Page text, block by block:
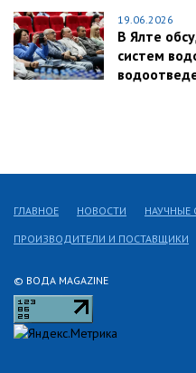
19.06.2026
В Ялте
систем
© ВОДА MAGAZINE
ГЛАВНОЕ НОВОСТИ НАУЧНЫЕ
ПРОИЗВОДИТЕЛИ И ПОСТАВЩИКИ